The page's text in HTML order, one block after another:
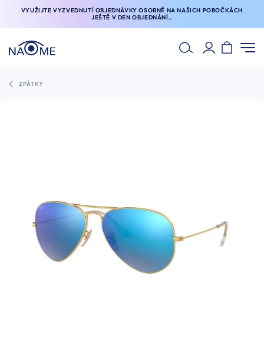
VYUŽIJTE VYZVEDNUTÍ OBJEDNÁVKY OSOBNĚ NA NAŠICH POBOČKÁCH
JEŠTĚ V DEN OBJEDNÁNÍ..
ZPÁTKY